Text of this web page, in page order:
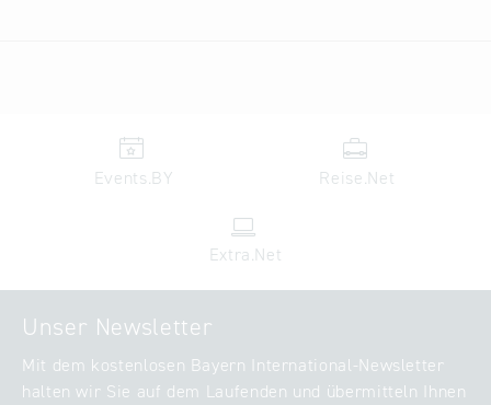
Events.BY Reise.Net
Extra.Net
Unser Newsletter
Mit dem kostenlosen Bayern International-Newsletter
halten wir Sie auf dem Laufenden und übermitteln Ihnen